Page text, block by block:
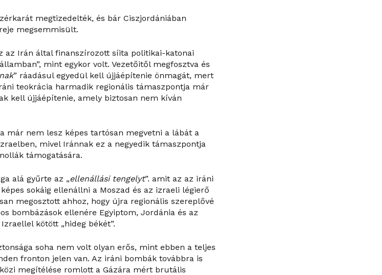
megtizedelték, és bár Ciszjordániában
megsemmisült.
az Irán által finanszírozott síita politikai-katonai
mint egykor volt. Vezetőitől megfosztva és
” ráadásul egyedül kell újjáépítenie önmagát, mert
teokrácia harmadik regionális támaszpontja már
kell újjáépítenie, amely biztosan nem kíván
már nem lesz képes tartósan megvetni a lábát a
mivel Iránnak ez a negyedik támaszpontja
támogatására.
alá gyűrte az „ellenállási tengelyt”. amit az az iráni
sokáig ellenállni a Moszad és az izraeli légierő
megosztott ahhoz, hogy újra regionális szereplővé
bombázások ellenére Egyiptom, Jordánia és az
kötött „hideg békét”.
soha nem volt olyan erős, mint ebben a teljes
fronton jelen van. Az iráni bombák továbbra is
megítélése romlott a Gázára mért brutális